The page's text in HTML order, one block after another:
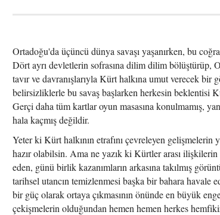
Ortadoğu'da üçüncü dünya savaşı yaşanırken, bu
Dört ayrı devletlerin sofrasına dilim dilim bölüştürüp,
tavır ve davranışlarıyla Kürt halkına umut verecek
belirsizliklerle bu savaş başlarken herkesin beklentisi
Gerçi daha tüm kartlar oyun masasına konulmamış,
hala kaçmış değildir.
Yeter ki Kürt halkının etrafını çevreleyen
hazır olabilsin. Ama ne yazık ki Kürtler arası
eden, günü birlik kazanımların arkasına takılmış
tarihsel utancın temizlenmesi başka bir bahara
bir güç olarak ortaya çıkmasının önünde en büyük
çekişmelerin olduğundan hemen hemen herkes